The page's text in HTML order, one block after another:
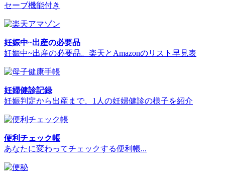
セーブ機能付き
妊娠中~出産の必要品
妊娠中~出産の必要品。楽天とAmazonのリスト早見表
妊婦健診記録
妊娠判定から出産まで、1人の妊婦健診の様子を紹介
便利チェック帳
あなたに変わってチェックする便利帳...